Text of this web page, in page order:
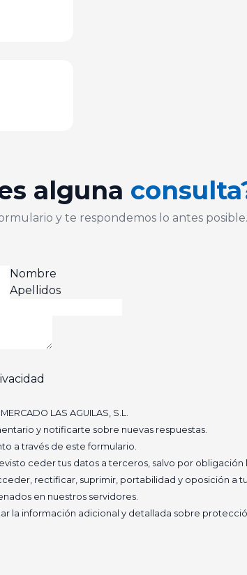
alguna
y te respondemos lo antes posible.
Nombre
Apellidos
LAS AGUILAS, S.L.
y notificarte sobre nuevas respuestas.
a través de este formulario.
ceder tus datos a terceros, salvo por obligación
rectificar, suprimir, portabilidad y oposición a
en nuestros servidores.
la información adicional y detallada sobre